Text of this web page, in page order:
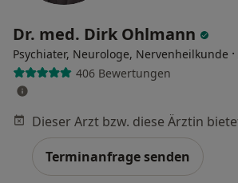
Dr. med. Dirk Ohlmann
Psychiater, Neurologe, Nervenheilkunde ·
406 Bewertungen
Terminanfrage senden